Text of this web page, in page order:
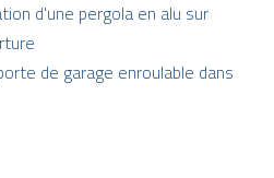
d'une pergola en alu sur
de garage enroulable dans